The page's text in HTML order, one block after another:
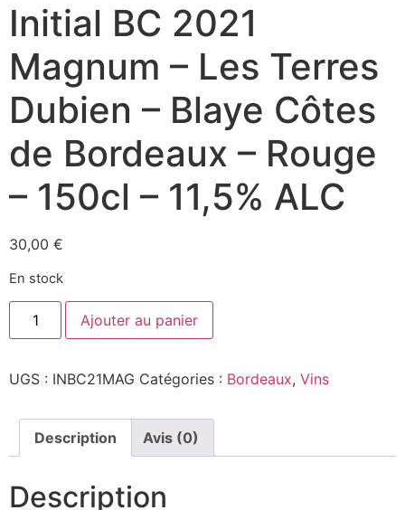
Initial BC 2021
Magnum – Les Terres
Dubien – Blaye Côtes
de Bordeaux – Rouge
– 150cl – 11,5% ALC
30,00 €
En stock
quantité
Initial
Magnum
Terres
Dubien
-
Côtes
de
Ajouter au panier
UGS : INBC21MAG Catégories : Bordeaux, Vins
Description Avis (0)
Description